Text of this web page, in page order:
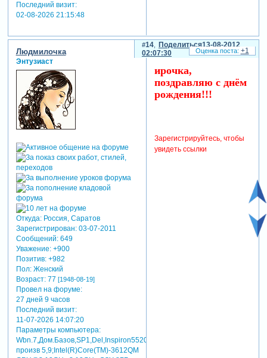
Последний визит:
02-08-2026 21:15:48
Поделиться
14
13-08-2012
02:07:30
Людмилочка
Энтузиаст
Откуда:Россия, Саратов
Зарегистрирован: 03-07-2011
Сообщений:649
Уважение: +900
Позитив: +982
Пол:Женский
Возраст:77 [1948-08-19]
Провел на форуме:
27 дней 9 часов
Последний визит:
11-07-2026 14:07:20
Параметры компьютера:
Wbn.7,Дом.Базов,SP1,Del,Inspiron5520,индекс
произв 5,9;Intel(R)Core(TM)-3612QM
ирочка,
поздравляю с днём
рождения!!!
Зарегистрируйтесь, чтобы
увидеть ссылки
+1